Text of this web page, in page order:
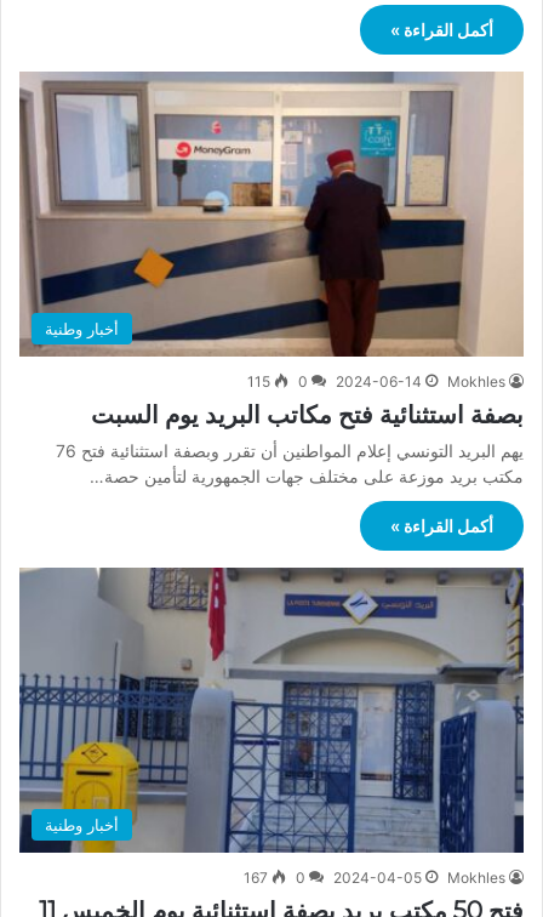
أكمل القراءة »
أخبار وطنية
Mokhles
2024-06-14
0
115
بصفة استثنائية فتح مكاتب البريد يوم السبت
يهم البريد التونسي إعلام المواطنين أن تقرر وبصفة استثنائية فتح 76
مكتب بريد موزعة على مختلف جهات الجمهورية لتأمين حصة…
أكمل القراءة »
أخبار وطنية
Mokhles
2024-04-05
0
167
فتح 50 مكتب بريد بصفة استثنائية يوم الخميس 11